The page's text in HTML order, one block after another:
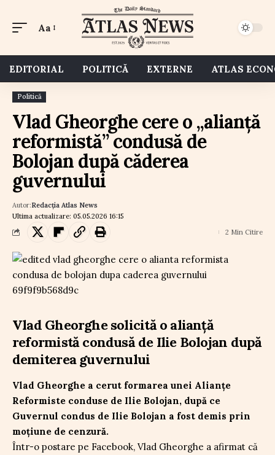
Aa
EDITORIAL POLITICĂ EXTERNE ATLAS
Politică
Vlad Gheorghe cere o „alianță
reformistă” condusă de
Bolojan după căderea
guvernului
Ultima actualizare: 05.05.2026 16:15
Autor:Redacția Atlas News
2 Min Citire
Vlad Gheorghe solicită o alianță
reformistă condusă de Ilie Bolojan după
demiterea guvernului
Vlad Gheorghe a cerut formarea unei Alianțe
Reformiste conduse de Ilie Bolojan, după ce
Guvernul condus de Ilie Bolojan a fost demis prin
moțiune de cenzură.
Într-o postare pe Facebook, Vlad Gheorghe a afirmat că